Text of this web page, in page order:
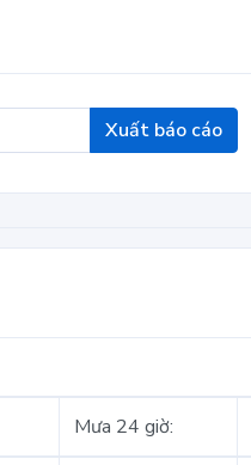
Xuất báo cáo
Mưa 24 giờ: